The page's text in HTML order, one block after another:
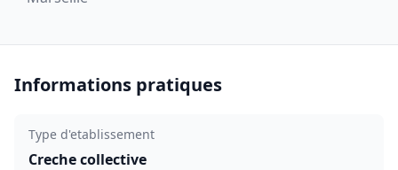
Informations pratiques
Type d'etablissement
Creche collective